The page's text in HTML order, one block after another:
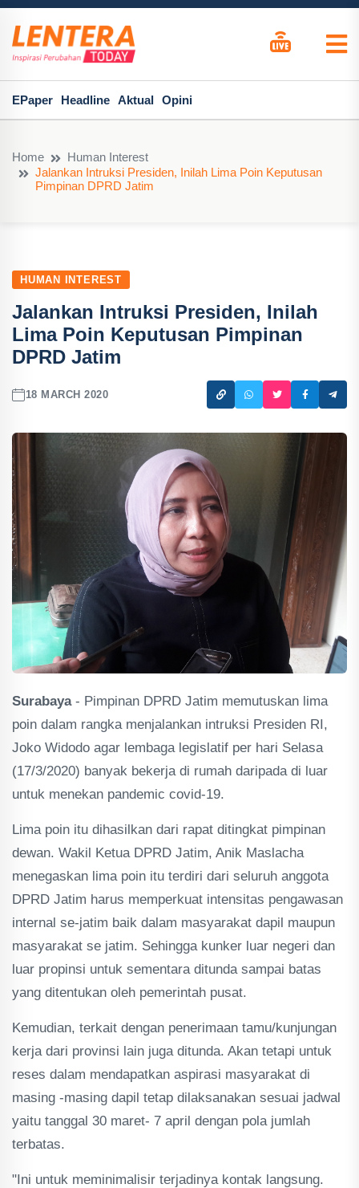
EPaper Headline Aktual Opini
Home
Human Interest
Jalankan Intruksi Presiden, Inilah Lima Poin Keputusan
Pimpinan DPRD Jatim
HUMAN INTEREST
Jalankan Intruksi Presiden, Inilah
Lima Poin Keputusan Pimpinan
DPRD Jatim
18 MARCH 2020
Surabaya - Pimpinan DPRD Jatim memutuskan lima
poin dalam rangka menjalankan intruksi Presiden RI,
Joko Widodo agar lembaga legislatif per hari Selasa
(17/3/2020) banyak bekerja di rumah daripada di luar
untuk menekan pandemic covid-19.
Lima poin itu dihasilkan dari rapat ditingkat pimpinan
dewan. Wakil Ketua DPRD Jatim, Anik Maslacha
menegaskan lima poin itu terdiri dari seluruh anggota
DPRD Jatim harus memperkuat intensitas pengawasan
internal se-jatim baik dalam masyarakat dapil maupun
masyarakat se jatim. Sehingga kunker luar negeri dan
luar propinsi untuk sementara ditunda sampai batas
yang ditentukan oleh pemerintah pusat.
Kemudian, terkait dengan penerimaan tamu/kunjungan
kerja dari provinsi lain juga ditunda. Akan tetapi untuk
reses dalam mendapatkan aspirasi masyarakat di
masing -masing dapil tetap dilaksanakan sesuai jadwal
yaitu tanggal 30 maret- 7 april dengan pola jumlah
terbatas.
"Ini untuk meminimalisir terjadinya kontak langsung.